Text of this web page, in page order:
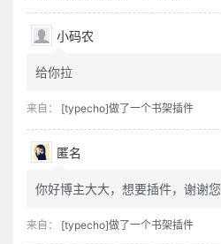
小码农
给你拉
来自： [typecho]做了一个书架插件
匿名
你好博主大大，想要插件，谢谢您
来自： [typecho]做了一个书架插件